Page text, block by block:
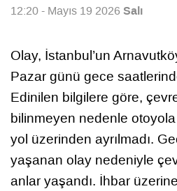
12:20 - Mayıs 19 2026 Salı
Olay, İstanbul’un
Pazar günü gece
Edinilen bilgilere göre,
bilinmeyen nedenle otoyola
yol üzerinden ayrılmadı.
yaşanan olay nedeniyle
anlar yaşandı. İhbar